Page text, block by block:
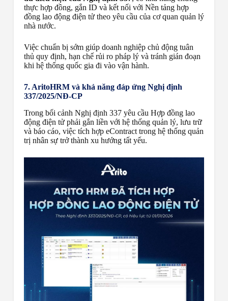
thực hợp đồng, gắn ID và kết nối với Nền tảng hợp
đồng lao động điện tử theo yêu cầu của cơ quan quản lý
nhà nước.
Việc chuẩn bị sớm giúp doanh nghiệp chủ động tuân
thủ quy định, hạn chế rủi ro pháp lý và tránh gián đoạn
khi hệ thống quốc gia đi vào vận hành.
7. AritoHRM và khả năng đáp ứng Nghị định
337/2025/NĐ-CP
Trong bối cảnh Nghị định 337 yêu cầu Hợp đồng lao
động điện tử phải gắn liền với hệ thống quản lý, lưu trữ
và báo cáo, việc tích hợp eContract trong hệ thống quản
trị nhân sự trở thành xu hướng tất yếu.